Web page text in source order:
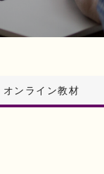
オンライン教材